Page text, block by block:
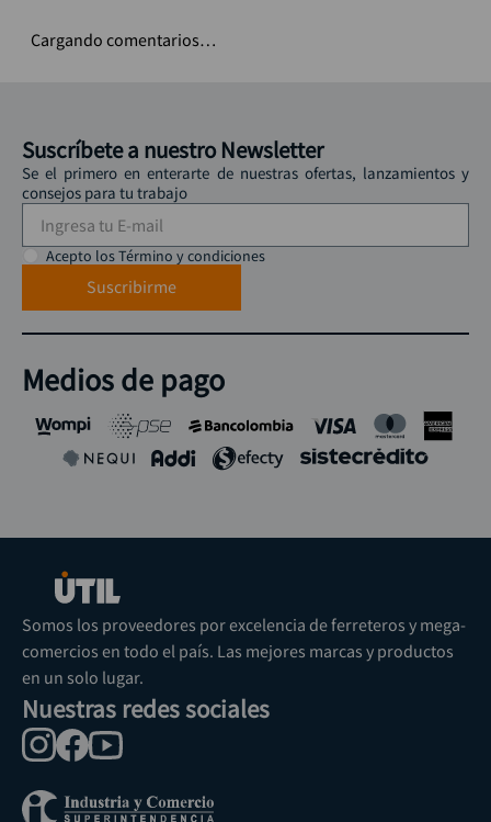
Cargando comentarios…
Suscríbete a nuestro Newsletter
Se el primero en enterarte de nuestras ofertas, lanzamientos y
consejos para tu trabajo
Acepto los Término y condiciones
Suscribirme
Medios de pago
Somos los proveedores por excelencia de ferreteros y mega-
comercios en todo el país. Las mejores marcas y productos
en un solo lugar.
Nuestras redes sociales